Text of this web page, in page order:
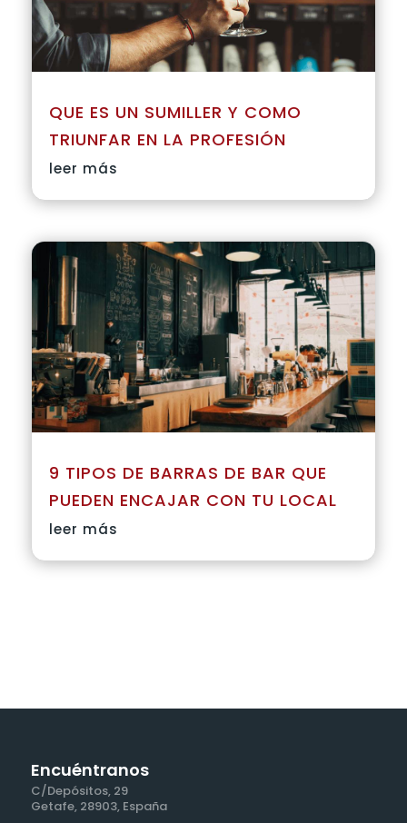
QUE ES UN SUMILLER Y COMO
TRIUNFAR EN LA PROFESIÓN
leer más
9 TIPOS DE BARRAS DE BAR QUE
PUEDEN ENCAJAR CON TU LOCAL
leer más
Encuéntranos
C/Depósitos, 29
Getafe, 28903, España